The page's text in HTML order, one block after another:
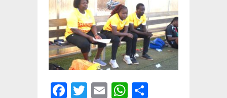
Facebook
Twitter
EmailWhatsApp